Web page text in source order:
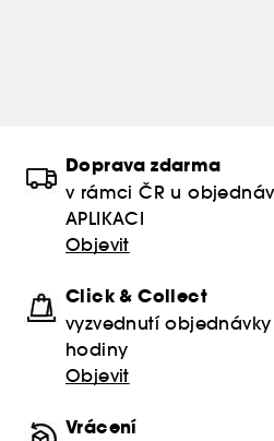
Doprava zdarma
v rámci ČR u
APLIKACI
Objevit
Click & Collect
vyzvednutí
hodiny
Objevit
Vrácení